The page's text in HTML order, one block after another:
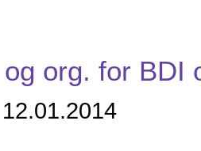
org. for